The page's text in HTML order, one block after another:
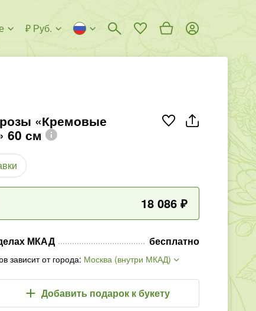
₽ Руб.
розы «Кремовые
60 см
18 086 ₽
МКАД бесплатно
зависит от города: Москва (внутри МКАД)
Добавить подарок к букету